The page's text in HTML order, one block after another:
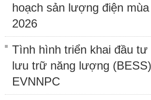
hoạch sản lượng điện
2026
Tình hình triển khai đầu tư
lưu trữ năng lượng
EVNNPC